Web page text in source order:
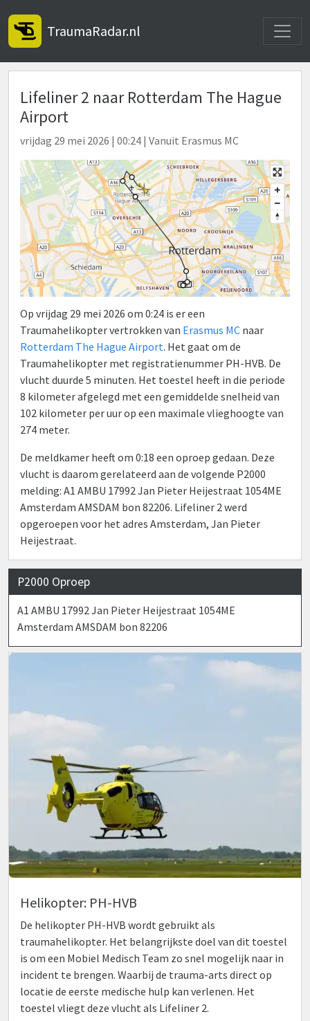
TraumaRadar.nl
Lifeliner 2 naar Rotterdam The Hague
Airport
vrijdag 29 mei 2026 | 00:24 | Vanuit Erasmus MC
Op vrijdag 29 mei 2026 om 0:24 is er een
Traumahelikopter vertrokken van Erasmus MC naar
Rotterdam The Hague Airport. Het gaat om de
Traumahelikopter met registratienummer PH-HVB. De
vlucht duurde 5 minuten. Het toestel heeft in die periode
8 kilometer afgelegd met een gemiddelde snelheid van
102 kilometer per uur op een maximale vlieghoogte van
274 meter.
De meldkamer heeft om 0:18 een oproep gedaan. Deze
vlucht is daarom gerelateerd aan de volgende P2000
melding: A1 AMBU 17992 Jan Pieter Heijestraat 1054ME
Amsterdam AMSDAM bon 82206. Lifeliner 2 werd
opgeroepen voor het adres Amsterdam, Jan Pieter
Heijestraat.
P2000 Oproep
A1 AMBU 17992 Jan Pieter Heijestraat 1054ME
Amsterdam AMSDAM bon 82206
Helikopter: PH-HVB
De helikopter PH-HVB wordt gebruikt als
traumahelikopter. Het belangrijkste doel van dit toestel
is om een Mobiel Medisch Team zo snel mogelijk naar in
incident te brengen. Waarbij de trauma-arts direct op
locatie de eerste medische hulp kan verlenen. Het
toestel vliegt deze vlucht als Lifeliner 2.